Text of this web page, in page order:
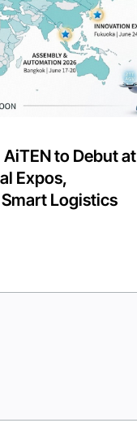
to Debut at
Expos,
Logistics